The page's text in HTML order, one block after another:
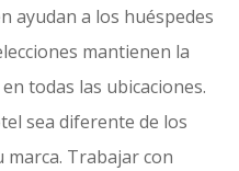
ayudan a los huéspedes
mantienen la
todas las ubicaciones.
sea diferente de los
Trabajar con